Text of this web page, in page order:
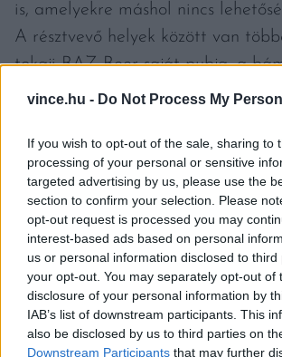
vince.hu - Do Not Process My
If you wish to opt-out of the sale, sharing to
processing of your personal or sensitive
targeted advertising by us, please use the
section to confirm your selection. Please
opt-out request is processed you may
interest-based ads based on personal
us or personal information disclosed to
your opt-out. You may separately opt-out of
disclosure of your personal information by
IAB’s list of downstream participants. This
also be disclosed by us to third parties on
Downstream Participants that may further
is, amelyekre máshol nincs
A résztvevő helyek között van
tokaji BAZ Beer saját pubja, a
kínálattal és sörökhöz készített
Kandalló, a lengyel söröket kínáló
vagy a saját sörökre
Bar.